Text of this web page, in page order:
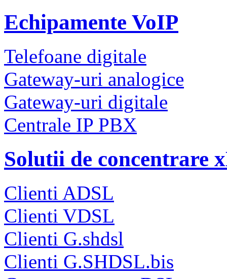
Echipamente VoIP
Telefoane digitale
Gateway-uri analogice
Gateway-uri digitale
Centrale IP PBX
Solutii de concentrare
Clienti ADSL
Clienti VDSL
Clienti G.shdsl
Clienti G.SHDSL.bis